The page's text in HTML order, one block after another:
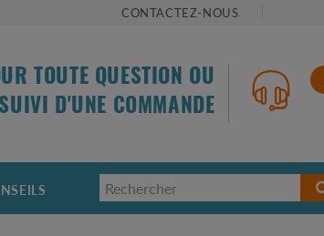
CONTACTEZ-NOUS
TOUTE QUESTION OU
SUIVI D'UNE COMMANDE